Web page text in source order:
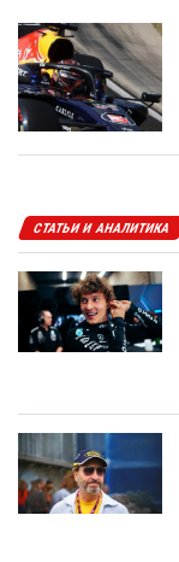
СТАТЬИ И АНАЛИТИКА